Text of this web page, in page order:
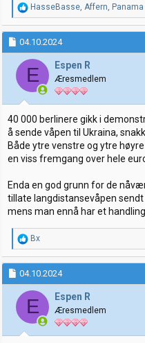
R
e
a
k
s
j
o
n
e
r
:
HasseBasse, Affern, Panama
04.10.2024
E Espen R
Æresmedlem
40 000 berlinere gikk i
å sende våpen til Ukraina,
Både ytre venstre og ytre
en viss fremgang over hele
Enda en god grunn for de
tillate langdistansevåpen
mens man ennå har et
R
e
a
k
s
j
o
n
e
r
Bx
04.10.2024
E Espen R
Æresmedlem